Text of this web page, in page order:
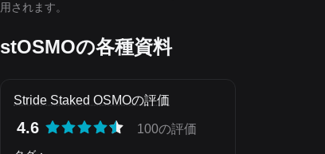
用されます。
stOSMOの各種資料
Stride Staked OSMOの評価
4.6 100の評価